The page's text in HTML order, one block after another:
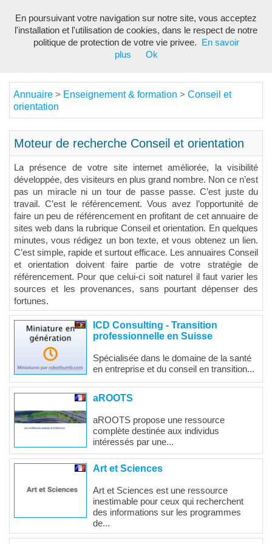
Annuaire > Enseignement & formation > Conseil et
orientation
Moteur de recherche Conseil et orientation
La présence de votre site internet améliorée, la visibilité
développée, des visiteurs en plus grand nombre. Non ce n’est
pas un miracle ni un tour de passe passe. C’est juste du
travail. C’est le référencement. Vous avez l’opportunité de
faire un peu de référencement en profitant de cet annuaire de
sites web dans la rubrique Conseil et orientation. En quelques
minutes, vous rédigez un bon texte, et vous obtenez un lien.
C’est simple, rapide et surtout efficace. Les annuaires Conseil
et orientation doivent faire partie de votre stratégie de
référencement. Pour que celui-ci soit naturel il faut varier les
sources et les provenances, sans pourtant dépenser des
fortunes.
ICD Consulting - Transition
professionnelle en Suisse
Spécialisée dans le domaine de la santé
en entreprise et du conseil en transition...
aROOTS
aROOTS propose une ressource
complète destinée aux individus
intéressés par une...
Art et Sciences
Art et Sciences est une ressource
inestimable pour ceux qui recherchent
des informations sur les programmes
de...
En poursuivant votre navigation sur notre site, vous acceptez
l'installation et l'utilisation de cookies, dans le respect de notre
politique de protection de votre vie privee.
En savoir
plus
Ok